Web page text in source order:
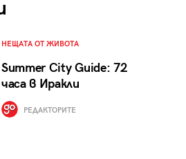
НЕЩАТА ОТ ЖИВОТА
Summer City Guide: 72
часа в Иракли
РЕДАКТОРИТЕ